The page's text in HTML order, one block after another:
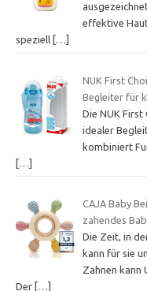
effektive
speziell […]
NUK First
Begleiter für
Die NUK First
idealer
kombiniert
[…]
CAJA Baby
zahendes
Die Zeit, in
kann für sie
Zahnen kann
Der […]